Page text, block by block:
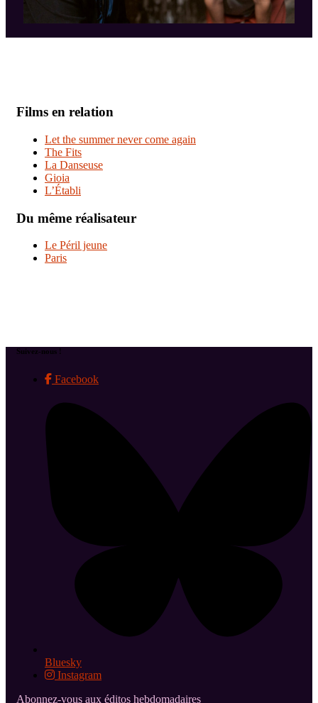
Films en relation
Let the summer never come again
The Fits
La Danseuse
Gioia
L’Établi
Du même réalisateur
Le Péril jeune
Paris
Suivez-nous !
Facebook
Bluesky
Instagram
Abonnez-vous aux éditos hebdomadaires